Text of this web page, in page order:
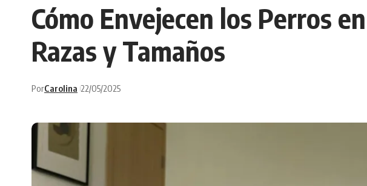
Cómo Envejecen los Perros
Razas y Tamaños
PorCarolina 22/05/2025